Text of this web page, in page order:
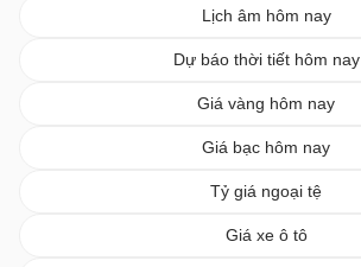
Lịch âm hôm nay
Dự báo thời tiết hôm nay
Giá vàng hôm nay
Giá bạc hôm nay
Tỷ giá ngoại tệ
Giá xe ô tô